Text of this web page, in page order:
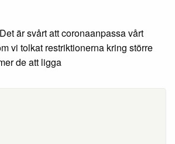
är svårt att coronaanpassa vårt
vi tolkat restriktionerna kring större
de att ligga